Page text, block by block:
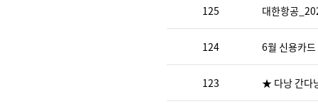
125 대한항공
124 6월 신용카
123 ★ 다낭 간다